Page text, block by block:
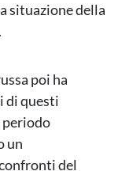
situazione della
poi ha
di questi
un
del